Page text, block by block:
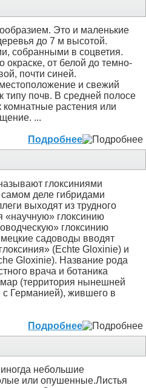
Это и маленькие
до 7 м высотой.
собранными в соцветия.
окраске, от белой до темно-
почти синей.
и свежий
типу почв. В средней полосе
растения или
...
Подробнее
глоксиниями
деле гибридами
выходят из трудного
«научную» глоксинию
глоксинию
садоводы вводят
(Echte Gloxinie) и
Gloxinie). Название рода
врача и ботаника
(территория нынешней
с Германией), жившего в
Подробнее
небольшие
или опушенные.Листья